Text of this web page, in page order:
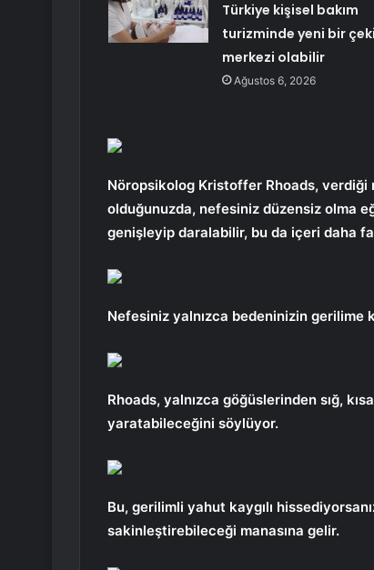
Türkiye kişisel bakım
turizminde yeni bir
merkezi olabilir
Ağustos 6, 2026
Nöropsikolog Kristoffer Rhoads,
olduğunuzda, nefesiniz düzensiz olma
genişleyip daralabilir, bu da içeri daha
Nefesiniz yalnızca bedeninizin gerilime
Rhoads, yalnızca göğüslerinden sığ,
yaratabileceğini söylüyor.
Bu, gerilimli yahut kaygılı
sakinleştirebileceği manasına gelir.